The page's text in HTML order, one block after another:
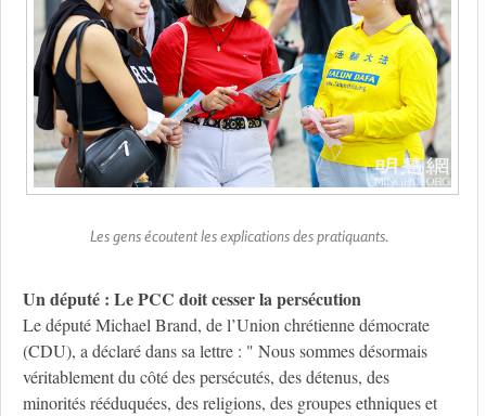
Les gens écoutent les explications des pratiquants.
Un député : Le PCC doit cesser la persécution
Le député Michael Brand, de l’Union chrétienne démocrate
(CDU), a déclaré dans sa lettre : " Nous sommes désormais
véritablement du côté des persécutés, des détenus, des
minorités rééduquées, des religions, des groupes ethniques et